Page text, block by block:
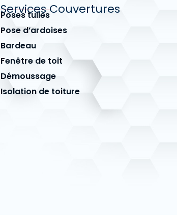
Services Couvertures
Poses tuiles
Pose d’ardoises
Bardeau
Fenêtre de toit
Démoussage
Isolation de toiture